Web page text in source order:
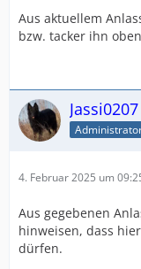
Aus aktuellem
bzw. tacker ihn
Jassi0207
4. Februar 2025 um
Aus gegebenen
hinweisen, dass
dürfen.